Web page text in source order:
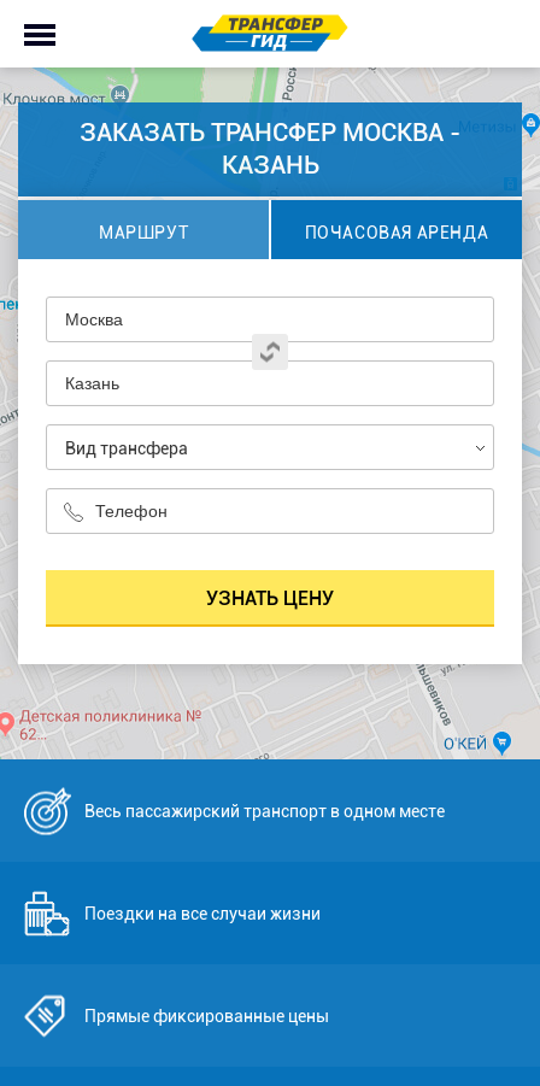
ЗАКАЗАТЬ ТРАНСФЕР МОСКВА -
КАЗАНЬ
МАРШРУТ ПОЧАСОВАЯ АРЕНДА
Вид трансфера
Весь пассажирский транспорт в одном месте
Поездки на все случаи жизни
Прямые фиксированные цены